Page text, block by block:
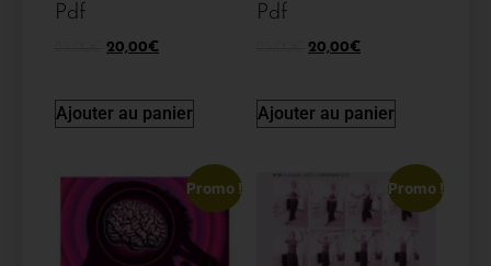
Pdf
20,00€
Ajouter au panier
Pdf
20,00€
Ajouter au panier
Promo ! Promo !